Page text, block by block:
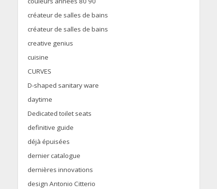
créateur de salles de bains
créateur de salles de bains
creative genius
cuisine
CURVES
D-shaped sanitary ware
daytime
Dedicated toilet seats
definitive guide
déjà épuisées
dernier catalogue
dernières innovations
design Antonio Citterio